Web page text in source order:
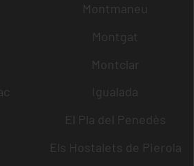
Montmaneu
Montgat
Montclar
Igualada
El Pla del Penedès
Els Hostalets de Pierola